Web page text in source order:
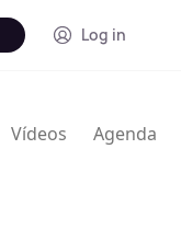
Log in
Vídeos Agenda